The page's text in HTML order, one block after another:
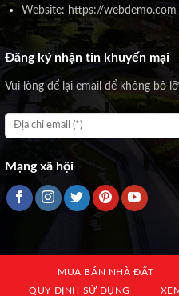
Website: https://webdemo.com
Đăng ký nhận tin khuyến mại
Vui lòng để lại email để không bỏ
Mạng xã hội
MUA BÁN NHÀ ĐẤT
QUY ĐỊNH SỬ DỤNG